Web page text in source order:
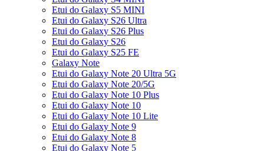
Etui do Galaxy S5 MINI
Etui do Galaxy S26 Ultra
Etui do Galaxy S26 Plus
Etui do Galaxy S26
Etui do Galaxy S25 FE
Galaxy Note
Etui do Galaxy Note 20 Ultra 5G
Etui do Galaxy Note 20/5G
Etui do Galaxy Note 10 Plus
Etui do Galaxy Note 10
Etui do Galaxy Note 10 Lite
Etui do Galaxy Note 9
Etui do Galaxy Note 8
Etui do Galaxy Note 5